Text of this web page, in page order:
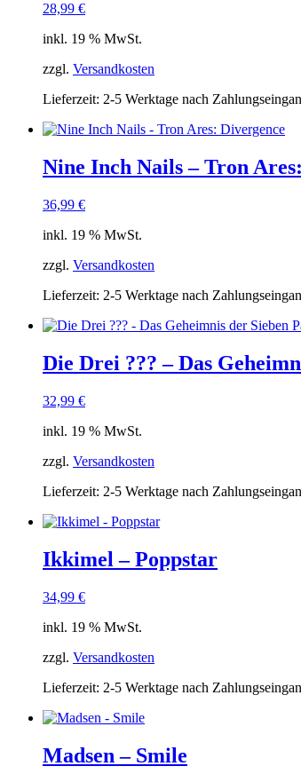
28,99 €
inkl. 19 % MwSt.
zzgl. Versandkosten
Lieferzeit: 2-5 Werktage nach
Nine Inch Nails – Tron
36,99 €
inkl. 19 % MwSt.
zzgl. Versandkosten
Lieferzeit: 2-5 Werktage nach
Die Drei ??? – Das
32,99 €
inkl. 19 % MwSt.
zzgl. Versandkosten
Lieferzeit: 2-5 Werktage nach
Ikkimel – Poppstar
34,99 €
inkl. 19 % MwSt.
zzgl. Versandkosten
Lieferzeit: 2-5 Werktage nach
Madsen – Smile